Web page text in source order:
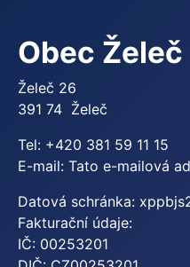
Obec Želeč
Želeč 26
391 74 Želeč
Tel: +420 381 59 11 15
E-mail: Tato e-mailová
Datová schránka:
Fakturační údaje:
IČ: 00253201